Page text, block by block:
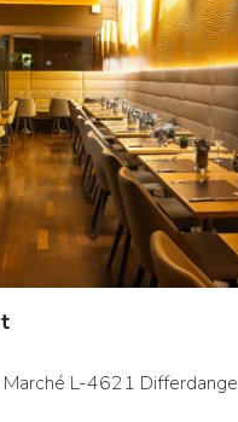
Marché L-4621 Differdange